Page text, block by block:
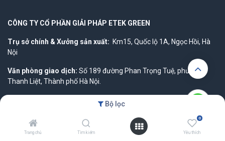
Bộ lọc
Trang chủ Tìm kiếm
0
Yêu thích
CÔNG TY CỔ PHẦN GIẢI PHÁP ETEK GREEN
Trụ sở chính & Xưởng sản xuất: Km15, Quốc lộ 1A, Ngọc Hồi, Hà
Nội
Văn phòng giao dịch: Số 189 đường Phan Trọng Tuệ, phường
Thanh Liệt, Thành phố Hà Nội.